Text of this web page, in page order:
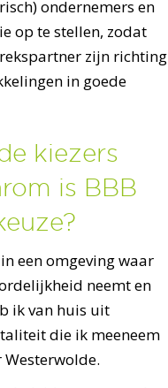
ondernemers en
op te stellen, zodat
zijn richting
in goede
kiezers
is BBB
een omgeving waar
neemt en
ik van huis uit
die ik meeneem